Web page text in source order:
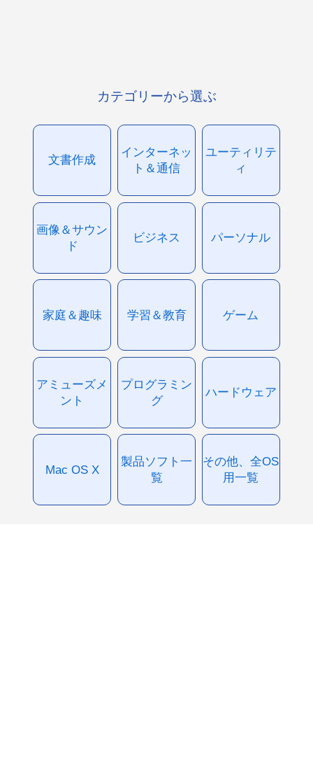
カテゴリーから選ぶ
文書作成
インターネッ
ト＆通信
ユーティリテ
ィ
画像＆サウン
ド
ビジネス パーソナル
家庭＆趣味 学習＆教育 ゲーム
アミューズメ
ント
プログラミン
グ
ハードウェア
Mac OS X
製品ソフト一
覧
その他、全OS
用一覧